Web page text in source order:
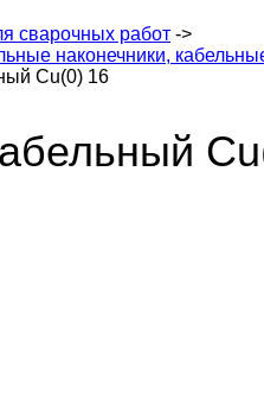
сварочных работ ->
наконечники,
Cu(0) 16